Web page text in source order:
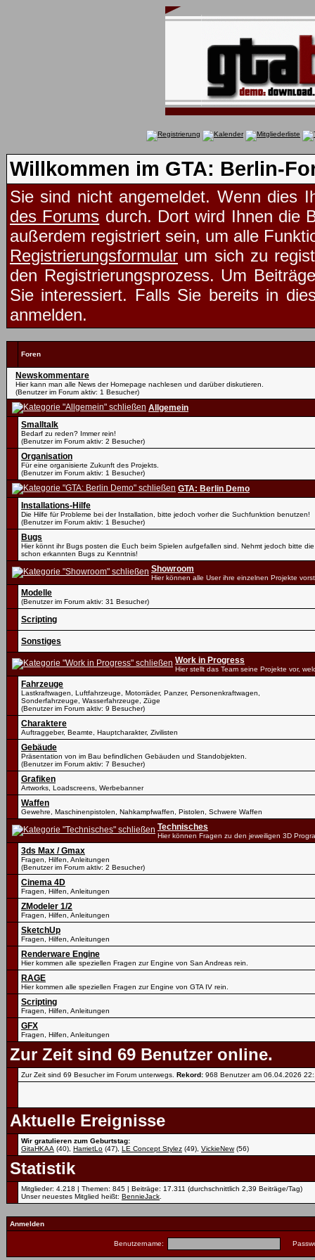
Willkommen im GTA: Berlin-
Sie sind nicht angemeldet. Wenn dies
des Forums durch. Dort wird Ihnen die
außerdem registriert sein, um alle
Registrierungsformular um sich zu
den Registrierungsprozess. Um
Sie interessiert. Falls Sie bereits in
anmelden.
Foren
Newskommentare
Hier kann man alle News der Homepage nachlesen und darüber diskutieren.
(Benutzer im Forum aktiv: 1 Besucher)
Allgemein
Smalltalk
Bedarf zu reden? Immer rein!
(Benutzer im Forum aktiv: 2 Besucher)
Organisation
Für eine organisierte Zukunft des Projekts.
(Benutzer im Forum aktiv: 1 Besucher)
GTA: Berlin Demo
Installations-Hilfe
Die Hilfe für Probleme bei der Installation, bitte jedoch vorher die Suchfunktion benutzen!
(Benutzer im Forum aktiv: 1 Besucher)
Bugs
Hier könnt ihr Bugs posten die Euch beim Spielen aufgefallen sind. Nehmt jedoch bitte die
schon erkannten Bugs zu Kenntnis!
Showroom
Hier können alle User ihre einzelnen Projekte
Modelle
(Benutzer im Forum aktiv: 31 Besucher)
Scripting
Sonstiges
Work in Progress
Hier stellt das Team seine Projekte vor,
Fahrzeuge
Lastkraftwagen, Luftfahrzeuge, Motorräder, Panzer, Personenkraftwagen,
Sonderfahrzeuge, Wasserfahrzeuge, Züge
(Benutzer im Forum aktiv: 9 Besucher)
Charaktere
Auftraggeber, Beamte, Hauptcharakter, Zivilisten
Gebäude
Präsentation von im Bau befindlichen Gebäuden und Standobjekten.
(Benutzer im Forum aktiv: 7 Besucher)
Grafiken
Artworks, Loadscreens, Werbebanner
Waffen
Gewehre, Maschinenpistolen, Nahkampfwaffen, Pistolen, Schwere Waffen
Technisches
Hier können Fragen zu den jeweiligen 3D
3ds Max / Gmax
Fragen, Hilfen, Anleitungen
(Benutzer im Forum aktiv: 2 Besucher)
Cinema 4D
Fragen, Hilfen, Anleitungen
ZModeler 1/2
Fragen, Hilfen, Anleitungen
SketchUp
Fragen, Hilfen, Anleitungen
Renderware Engine
Hier kommen alle speziellen Fragen zur Engine von San Andreas rein.
RAGE
Hier kommen alle speziellen Fragen zur Engine von GTA IV rein.
Scripting
Fragen, Hilfen, Anleitungen
GFX
Fragen, Hilfen, Anleitungen
Zur Zeit sind 69 Benutzer online.
Zur Zeit sind 69 Besucher im Forum unterwegs. Rekord: 968 Benutzer am 06.04.2026
Aktuelle Ereignisse
Wir gratulieren zum Geburtstag:
GitaHKAA (40), HarrietLo (47), LE Concept Stylez (49), VickieNew(56)
Statistik
Mitglieder: 4.218 | Themen: 845 | Beiträge: 17.311 (durchschnittlich 2,39 Beiträge/Tag)
Unser neuestes Mitglied heißt: BennieJack
Anmelden
Benutzername: